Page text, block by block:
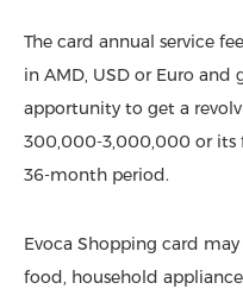
The card annual service
in AMD, USD or Euro and
apportunity to get a
300,000-3,000,000 or its
36-month period.
Evoca Shopping card
food, household